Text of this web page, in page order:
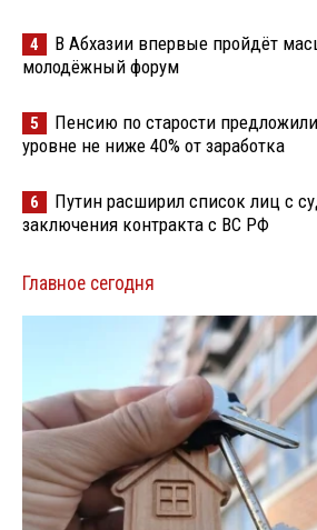
4
В Абхазии впервые пройдёт
молодёжный форум
5
Пенсию по старости
уровне не ниже 40% от заработка
6
Путин расширил список лиц с
заключения контракта с ВС РФ
Главное сегодня